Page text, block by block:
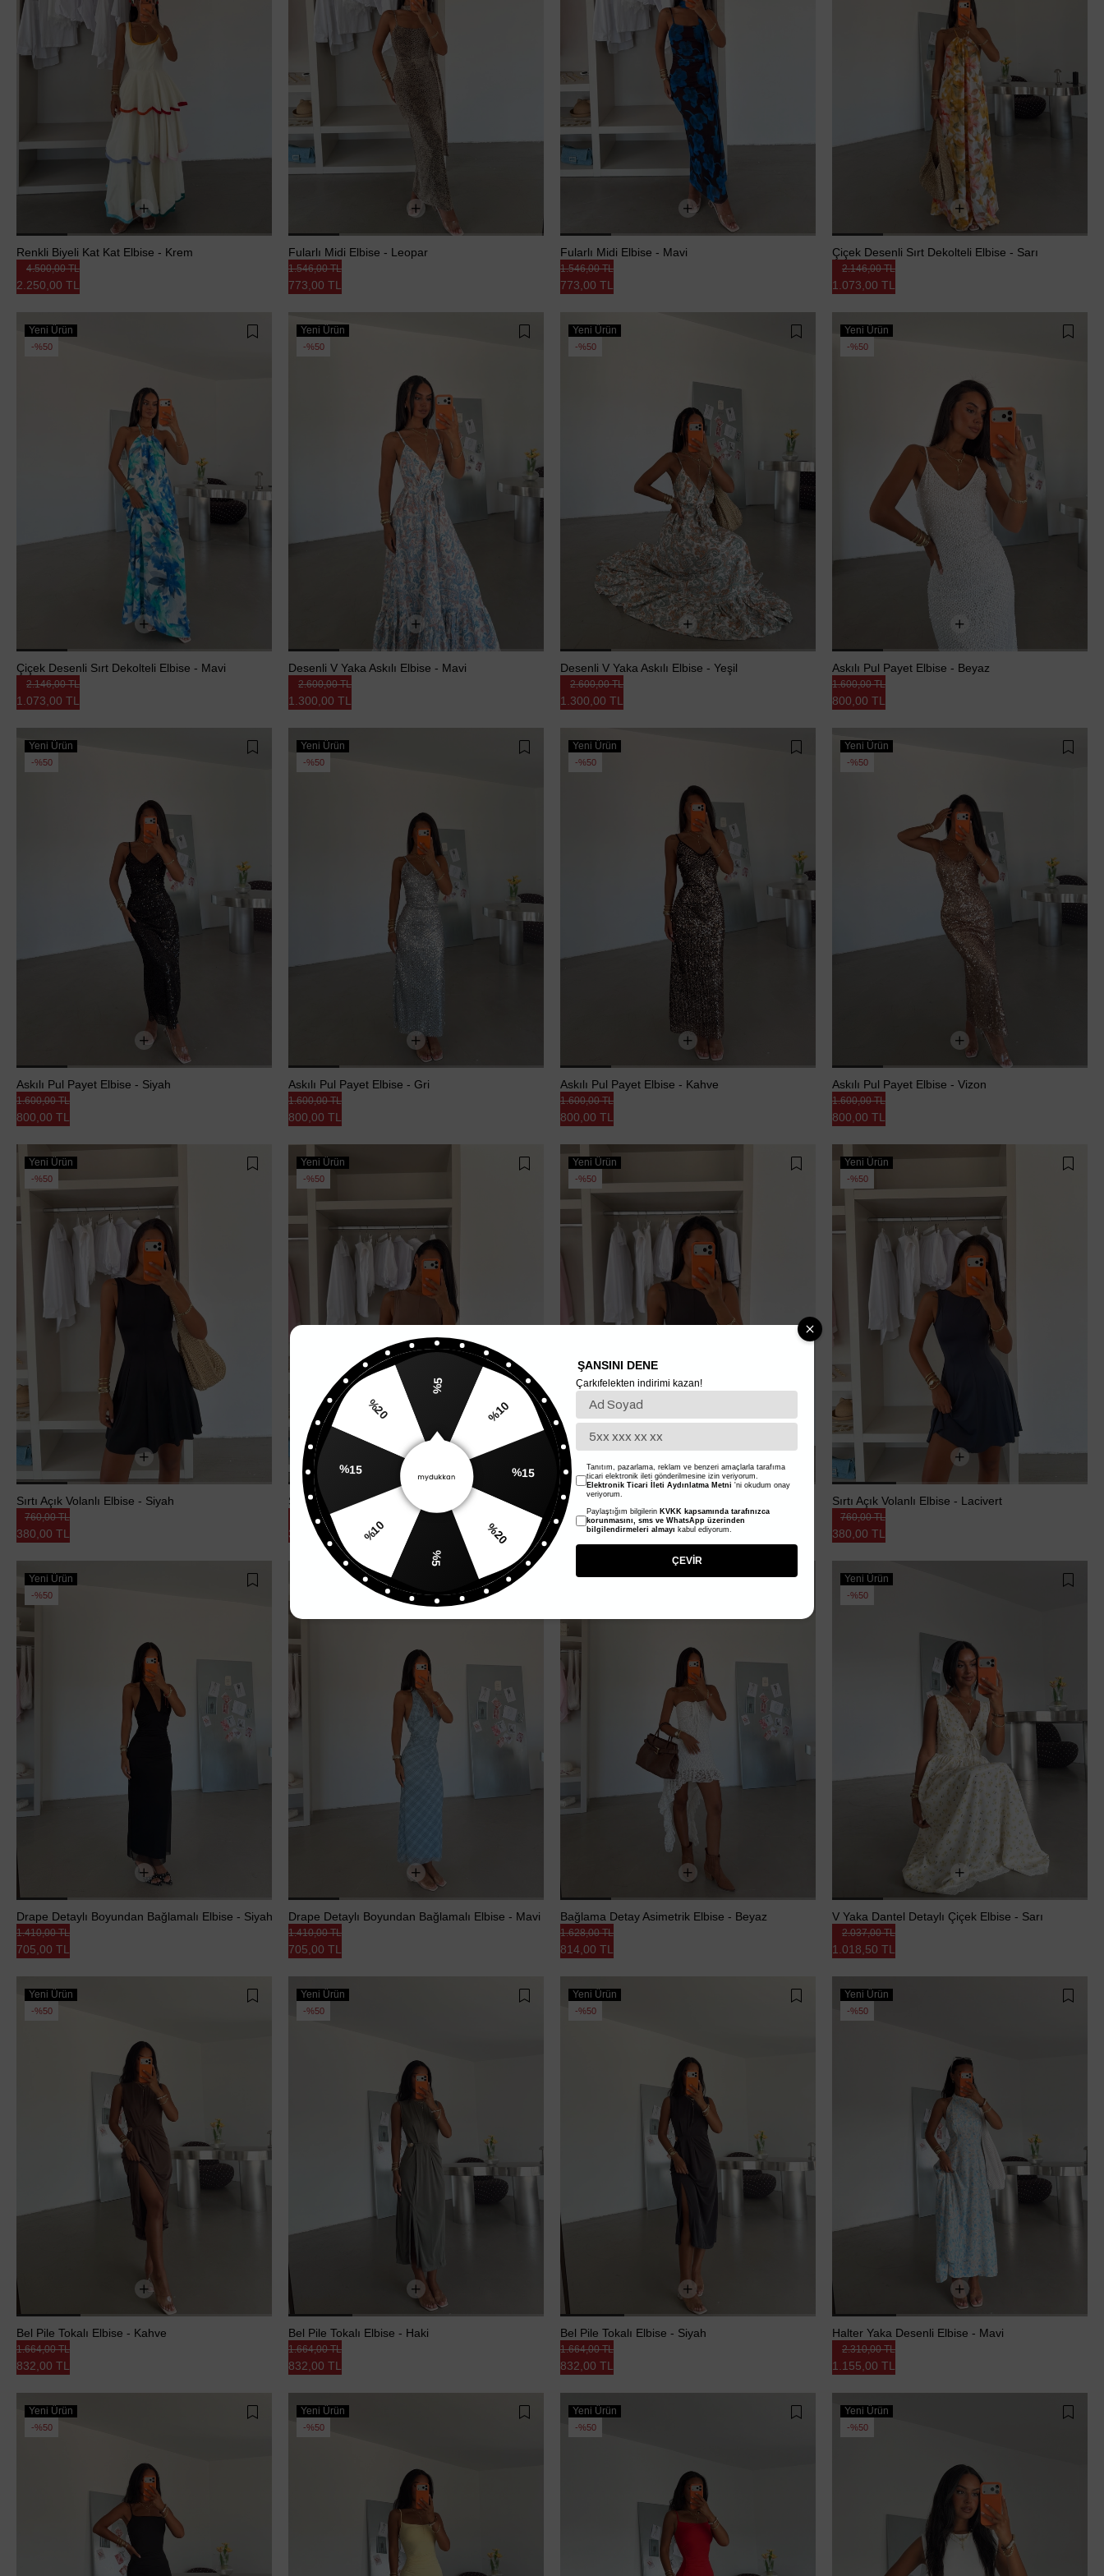
Renkli Biyeli Kat Kat Elbise - Krem
2.250,00 TL
4.500,00 TL
Fularlı Midi Elbise - Leopar
773,00 TL
1.546,00 TL
Fularlı Midi Elbise - Mavi
773,00 TL
1.546,00 TL
Çiçek Desenli Sırt Dekolteli Elbise - Sarı
1.073,00 TL
2.146,00 TL
Yeni Ürün
%50
Çiçek Desenli Sırt Dekolteli Elbise - Mavi
1.073,00 TL
2.146,00 TL
Yeni Ürün
%50
Desenli V Yaka Askılı Elbise - Mavi
1.300,00 TL
2.600,00 TL
Yeni Ürün
%50
Desenli V Yaka Askılı Elbise - Yeşil
1.300,00 TL
2.600,00 TL
Yeni Ürün
%50
Askılı Pul Payet Elbise - Beyaz
800,00 TL
1.600,00 TL
Yeni Ürün
%50
Askılı Pul Payet Elbise - Siyah
800,00 TL
1.600,00 TL
Yeni Ürün
%50
Askılı Pul Payet Elbise - Gri
800,00 TL
1.600,00 TL
Yeni Ürün
%50
Askılı Pul Payet Elbise - Kahve
800,00 TL
1.600,00 TL
Yeni Ürün
%50
Askılı Pul Payet Elbise - Vizon
800,00 TL
1.600,00 TL
Yeni Ürün
%50
Sırtı Açık Volanlı Elbise - Siyah
380,00 TL
760,00 TL
Yeni Ürün
%50
Sırtı Açık Volanlı Elbise - Vizon
380,00 TL
760,00 TL
Yeni Ürün
%50
Sırtı Açık Volanlı Elbise - Füme
380,00 TL
760,00 TL
Yeni Ürün
%50
Sırtı Açık Volanlı Elbise - Lacivert
380,00 TL
760,00 TL
Yeni Ürün
%50
Drape Detaylı Boyundan Bağlamalı Elbise - Siyah
705,00 TL
1.410,00 TL
Drape Detaylı Boyundan Bağlamalı Elbise - Mavi
705,00 TL
1.410,00 TL
Yeni Ürün
Bağlama Detay Asimetrik Elbise - Beyaz
814,00 TL
1.628,00 TL
Yeni Ürün
%50
V Yaka Dantel Detaylı Çiçek Elbise - Sarı
1.018,50 TL
2.037,00 TL
Yeni Ürün
%50
Bel Pile Tokalı Elbise - Kahve
832,00 TL
1.664,00 TL
Yeni Ürün
%50
Bel Pile Tokalı Elbise - Haki
832,00 TL
1.664,00 TL
Yeni Ürün
%50
Bel Pile Tokalı Elbise - Siyah
832,00 TL
1.664,00 TL
Yeni Ürün
%50
Halter Yaka Desenli Elbise - Mavi
1.155,00 TL
2.310,00 TL
Yeni Ürün
%50
Yeni Ürün
%50
Yeni Ürün
%50
Yeni Ürün
%50
%5
%10
%20
%5
%10
%15
%20
ŞANSINI DENE
Çarkıfelekten indirimi kazan!
Tanıtım, pazarlama, reklam ve benzeri amaçlarla tarafıma
ticari elektronik ileti gönderilmesine izin veriyorum.
Elektronik Ticari İleti Aydınlatma Metni 'ni okudum onay
veriyorum.
Paylaştığım bilgilerin KVKK kapsamında tarafınızca
korunmasını, sms ve WhatsApp üzerinden
bilgilendirmeleri almayı kabul ediyorum.
ÇEVİR